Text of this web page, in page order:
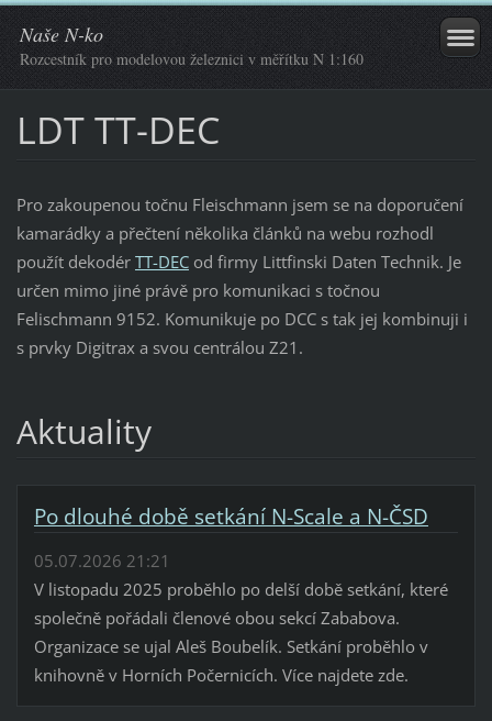
Naše N-ko
Rozcestník pro modelovou železnici v měřítku N 1:160
LDT TT-DEC
Pro zakoupenou točnu Fleischmann jsem se na doporučení
kamarádky a přečtení několika článků na webu rozhodl
použít dekodér TT-DECod firmy Littfinski Daten Technik. Je
určen mimo jiné právě pro komunikaci s točnou
Felischmann 9152. Komunikuje po DCC s tak jej kombinuji i
s prvky Digitrax a svou centrálou Z21.
Aktuality
Po dlouhé době setkání N-Scale a N-ČSD
05.07.2026 21:21
V listopadu 2025 proběhlo po delší době setkání, které
společně pořádali členové obou sekcí Zababova.
Organizace se ujal Aleš Boubelík. Setkání proběhlo v
knihovně v Horních Počernicích. Více najdete zde.